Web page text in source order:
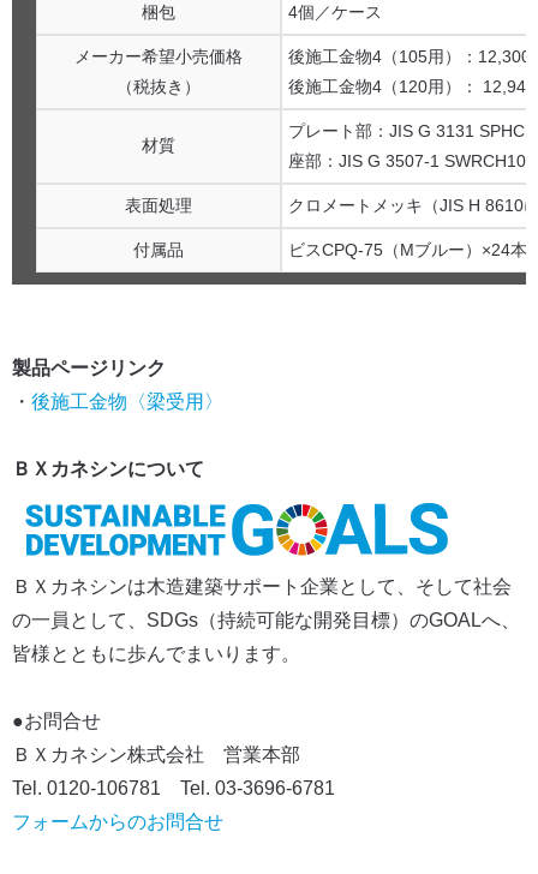
梱包 4個／ケース
メーカー希望小売価格
（税抜き）
後施工金物4（105用）：12,300
後施工金物4（120用）：
材質
プレート部：JIS G 3131 SPHC
座部：JIS G 3507-1
表面処理 クロメートメッキ（JIS H 8610
付属品 ビスCPQ-75（Mブルー）×24本
製品ページリンク
・ 後施工金物〈梁受用〉
ＢＸカネシンについて
ＢＸカネシンは木造建築サポート企業として、そして社会
の一員として、SDGs（持続可能な開発目標）のGOALへ、
皆様とともに歩んでまいります。
●お問合せ
ＢＸカネシン株式会社 営業本部
Tel. 0120-106781 Tel. 03-3696-6781
フォームからのお問合せ